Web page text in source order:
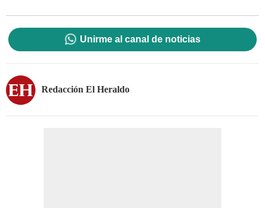
Unirme al canal de noticias
Redacción El Heraldo